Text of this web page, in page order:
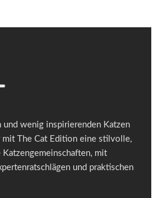
wenig inspirierenden Katzen
The Cat Edition eine stilvolle,
mit
und praktischen